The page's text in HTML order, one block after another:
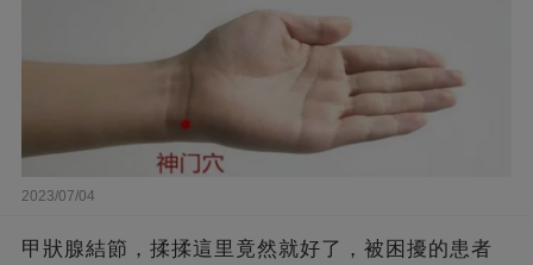
2023/07/04
甲狀腺結節，揉揉這里竟然就好了，被困擾的患者